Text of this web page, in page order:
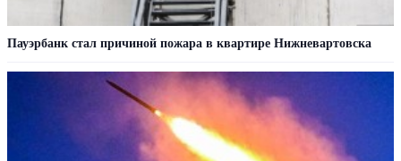
Пауэрбанк стал причиной пожара в квартире Нижневартовска